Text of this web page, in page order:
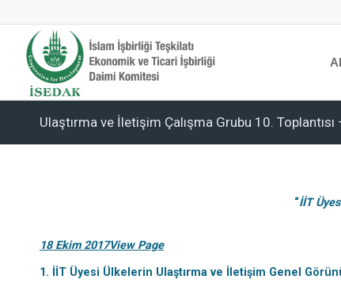
Ulaştırma ve İletişim Çalışma Grubu 10.
“İİT
18 Ekim 2017View Page
1. İİT Üyesi Ülkelerin Ulaştırma ve İletişim Genel